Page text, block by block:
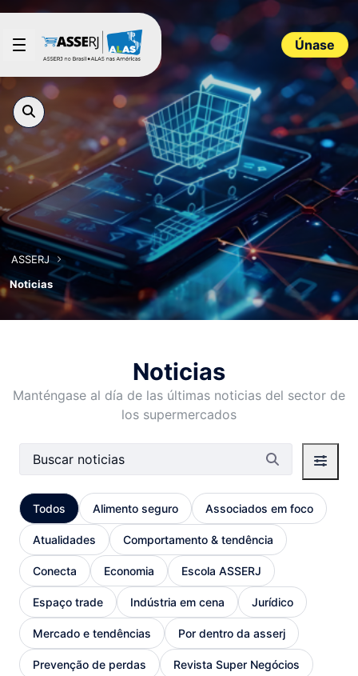
Saltar al contenido principal
Únase
ASSERJ
Noticias
Noticias
Manténgase al día de las últimas noticias del sector de
los supermercados
Barra de búsqueda
Todos Alimento seguro Associados em foco
Atualidades Comportamento & tendência
Conecta Economia Escola ASSERJ
Espaço trade Indústria em cena Jurídico
Mercado e tendências Por dentro da asserj
Prevenção de perdas Revista Super Negócios